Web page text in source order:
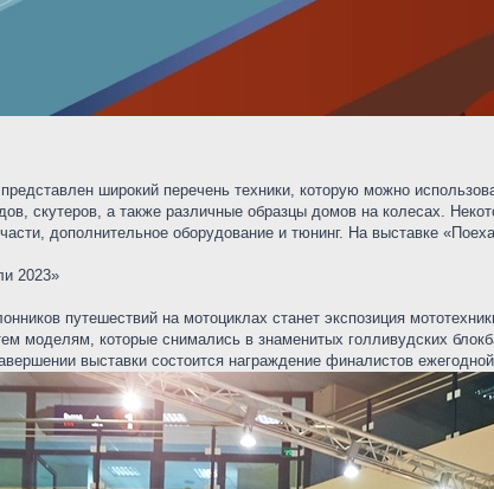
широкий перечень техники, которую можно
скутеров, а также различные образцы домов на колесах.
дополнительное оборудование и тюнинг. На выставке
2023»
путешествий на мотоциклах станет экспозиция
моделям, которые снимались в знаменитых голливудских
выставки состоится награждение финалистов